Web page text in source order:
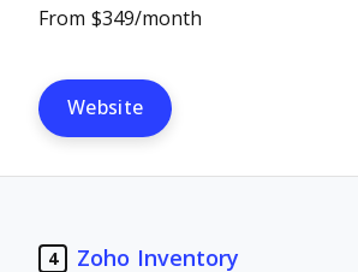
From $349/month
Website
4 Zoho Inventory